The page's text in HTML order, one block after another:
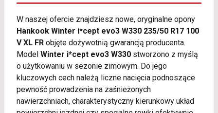
W naszej ofercie znajdziesz nowe, oryginalne opony
Hankook Winter i*cept evo3 W330 235/50 R17 100
V XL FRobjęte dożywotnią gwarancją producenta.
Model Winter i*cept evo3 W330stworzono z myślą
o użytkowaniu w sezonie zimowym. Do jego
kluczowych cech należą liczne nacięcia podnoszące
pewność prowadzenia na zaśnieżonych
nawierzchniach, charakterystyczny kierunkowy układ